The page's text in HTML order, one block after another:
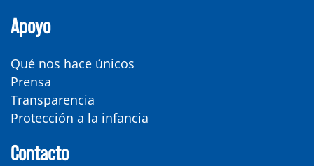
Apoyo
Qué nos hace únicos
Prensa
Transparencia
Protección a la infancia
Contacto